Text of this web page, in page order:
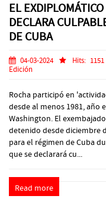
EL
DECLARA
DE CUBA
04-03-2024 Hits: 1151
Edición
Rocha participó en
desde al menos 1981, año
Washington. El
detenido desde diciembre
para el régimen de Cuba
que se declarará cu...
Read more